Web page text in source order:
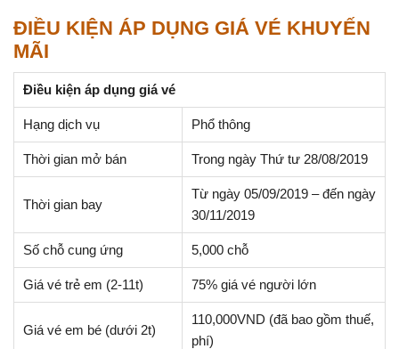
ĐIỀU KIỆN ÁP DỤNG GIÁ VÉ KHUYẾN
MÃI
Điều kiện áp dụng giá vé
Hạng dịch vụ Phổ thông
Thời gian mở bán Trong ngày Thứ tư 28/08/2019
Thời gian bay
Từ ngày 05/09/2019 – đến ngày
30/11/2019
Số chỗ cung ứng 5,000 chỗ
Giá vé trẻ em (2-11t) 75% giá vé người lớn
Giá vé em bé (dưới 2t)
110,000VND (đã bao gồm thuế,
phí)